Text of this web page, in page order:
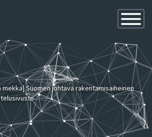
Toggle
Suomen johtava rakentamisaiheinen